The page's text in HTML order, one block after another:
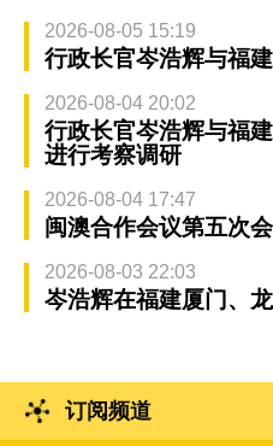
2026-08-05 15:19
行政长官岑浩辉与福
2026-08-04 20:02
行政长官岑浩辉与福
进行考察调研
2026-08-04 17:47
闽澳合作会议第五次
2026-08-03 22:03
岑浩辉在福建厦门、
订阅频道